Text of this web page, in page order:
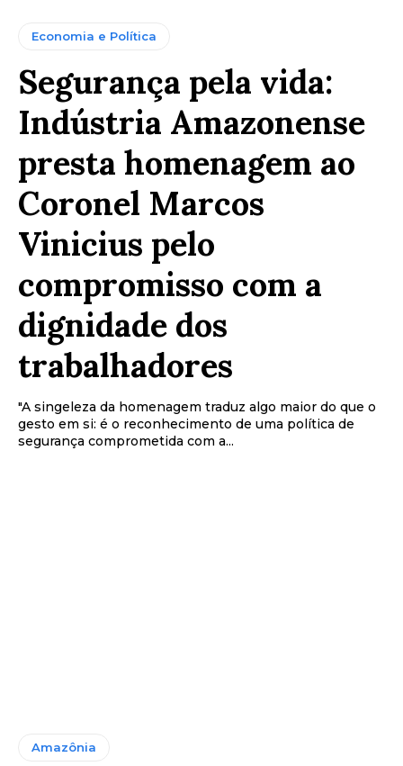
Economia e Política
Segurança pela vida:
Indústria Amazonense
presta homenagem ao
Coronel Marcos
Vinicius pelo
compromisso com a
dignidade dos
trabalhadores
"A singeleza da homenagem traduz algo maior do que o
gesto em si: é o reconhecimento de uma política de
segurança comprometida com a...
Amazônia